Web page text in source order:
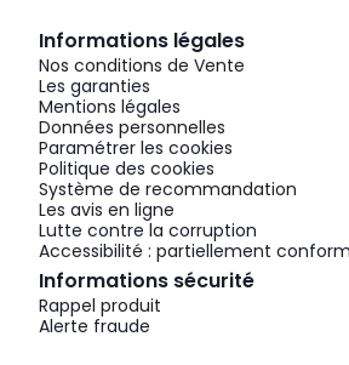
Informations légales
Nos conditions de Vente
Les garanties
Mentions légales
Données personnelles
Paramétrer les cookies
Politique des cookies
Système de recommandation
Les avis en ligne
Lutte contre la corruption
Accessibilité : partiellement
Informations sécurité
Rappel produit
Alerte fraude